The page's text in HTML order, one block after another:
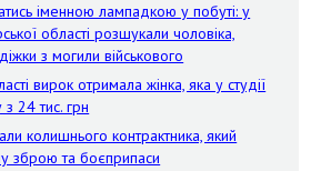
іменною лампадкою у побуті: у
області розшукали чоловіка,
з могили військового
вирок отримала жінка, яка у студії
24 тис. грн
колишнього контрактника, який
зброю та боєприпаси